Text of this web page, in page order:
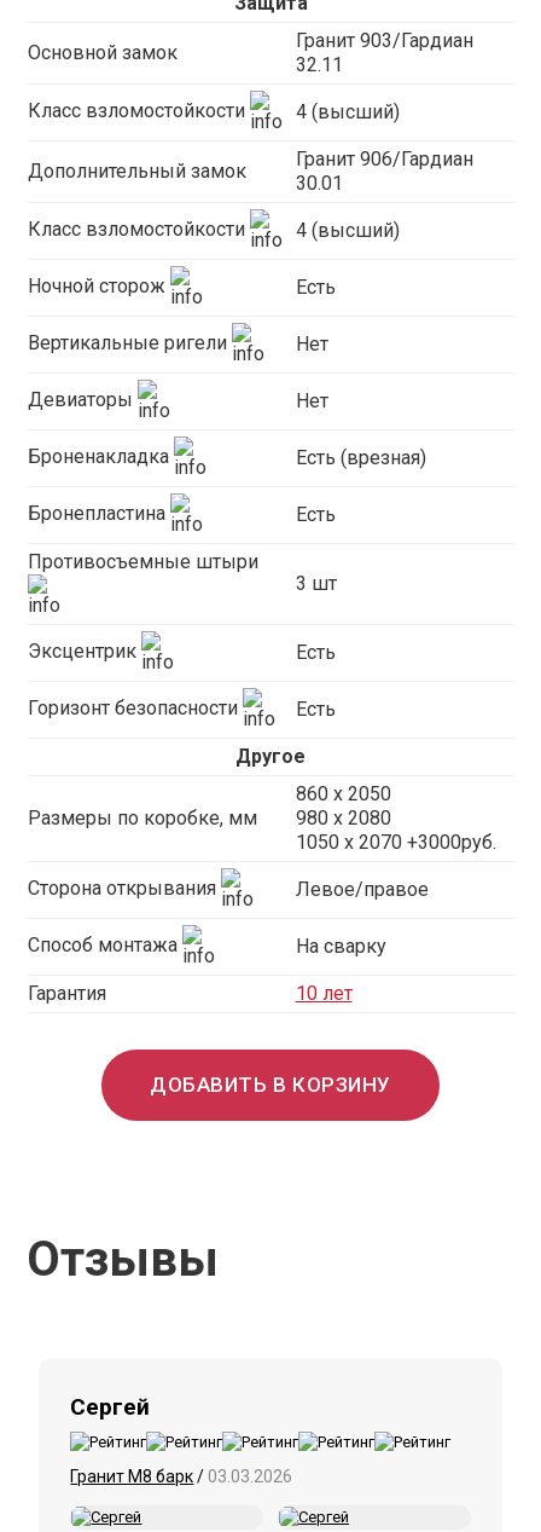
Основной замок
Гранит 903/Гардиан
32.11
Класс взломостойкости 4 (высший)
Дополнительный замок
Гранит 906/Гардиан
30.01
Класс взломостойкости 4 (высший)
Ночной сторож Есть
Вертикальные ригели Нет
Девиаторы Нет
Броненакладка Есть (врезная)
Бронепластина Есть
Противосъемные штыри
3 шт
Эксцентрик Есть
Горизонт безопасности Есть
Другое
Размеры по коробке, мм
860 х 2050
980 х 2080
1050 x 2070 +3000руб.
Сторона открывания Левое/правое
Способ монтажа На сварку
Гарантия 10 лет
ДОБАВИТЬ В КОРЗИНУ
Отзывы
Сергей
Гранит М8 барк/03.03.2026